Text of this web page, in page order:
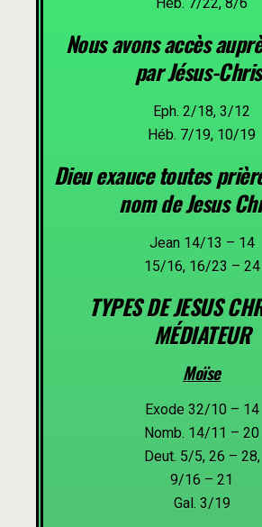
Nous avons accès
par Jésus-
Eph. 2/18, 3/12
Héb. 7/19, 10/19
Dieu exauce toutes
nom de Jesus
Jean 14/13 – 14
15/16, 16/23 – 24
TYPES DE JESUS
MÉDIATEUR
Moïse
Exode 32/10 – 14
Nomb. 14/11 – 20
Deut. 5/5, 26 – 28,
9/16 – 21
Gal. 3/19